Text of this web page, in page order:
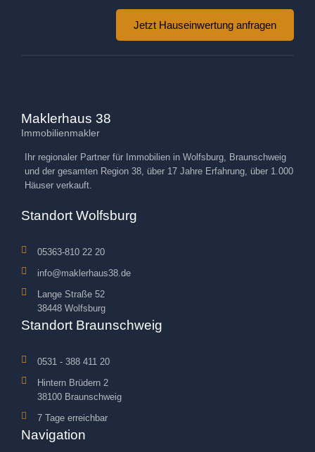
Jetzt Hauseinwertung anfragen
Maklerhaus 38
Immobilienmakler
Ihr regionaler Partner für Immobilien in Wolfsburg, Braunschweig
und der gesamten Region 38, über 17 Jahre Erfahrung, über 1.000
Häuser verkauft.
Standort Wolfsburg
05363-810 22 20
info@maklerhaus38.de
Lange Straße 52
38448 Wolfsburg
Standort Braunschweig
0531 - 388 411 20
Hintern Brüdern 2
38100 Braunschweig
7 Tage erreichbar
Navigation